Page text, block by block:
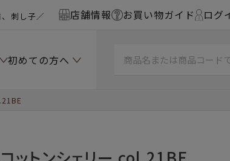
刺し子／ 店舗情報 お買い物ガイド ログ
初めての方へ